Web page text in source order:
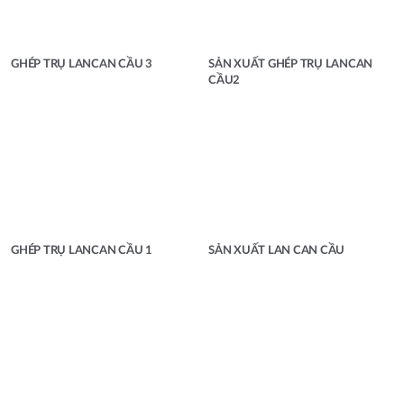
GHÉP TRỤ LANCAN CẦU 3
SẢN XUẤT GHÉP TRỤ LANCAN
CẦU2
GHÉP TRỤ LANCAN CẦU 1 SẢN XUẤT LAN CAN CẦU